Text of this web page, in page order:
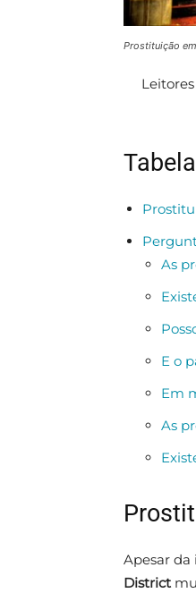
Prostituição
As
E o
Em
As
Apesar da
District